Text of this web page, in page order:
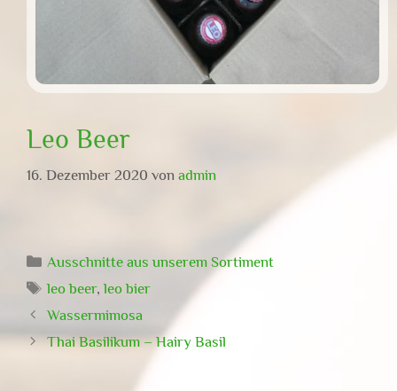
Leo Beer
16. Dezember 2020 von admin
Kategorien
Ausschnitte aus unserem Sortiment
Schlagwörter
leo beer,leo bier
Wassermimosa
Thai Basilikum – Hairy Basil